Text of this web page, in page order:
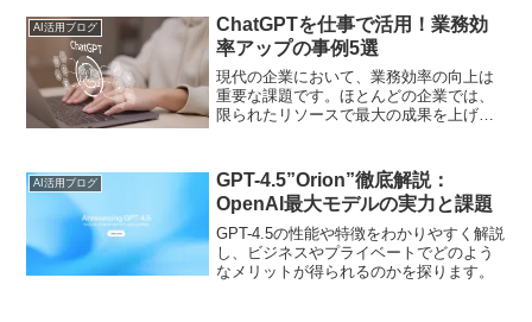
能です。
AI活用ブログ
ChatGPTを仕事で活用！業務効
率アップの事例5選
現代の企業において、業務効率の向上は
重要な課題です。ほとんどの企業では、
限られたリソースで最大の成果を上げる
年とくに注目されているのが、ChatGPT
の活用による業務効...
AI活用ブログ
GPT-4.5”Orion”徹底解説：
OpenAI最大モデルの実力と課題
GPT-4.5の性能や特徴をわかりやすく解説
し、ビジネスやプライベートでどのよう
なメリットが得られるのかを探ります。